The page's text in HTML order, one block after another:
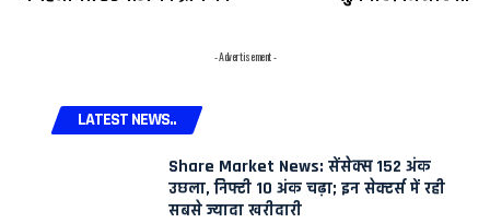
- Advertisement -
LATEST NEWS..
Share Market News: सेंसेक्स 152 अंक
उछला, निफ्टी 10 अंक चढ़ा; इन सेक्टर्स में रही
सबसे ज्यादा खरीदारी